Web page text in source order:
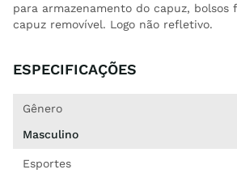
para armazenamento do capuz,
capuz removível. Logo não refletivo.
ESPECIFICAÇÕES
Gênero
Masculino
Esportes